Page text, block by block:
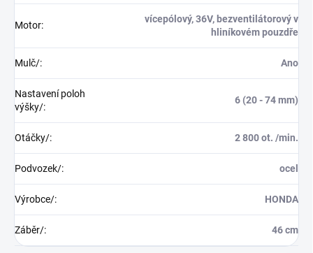
Motor:
vícepólový, 36V, bezventilátorový v
hliníkovém pouzdře
Mulč/: Ano
Nastavení poloh
výšky/:
6 (20 - 74 mm)
Otáčky/: 2 800 ot. /min.
Podvozek/: ocel
Výrobce/: HONDA
Záběr/: 46 cm